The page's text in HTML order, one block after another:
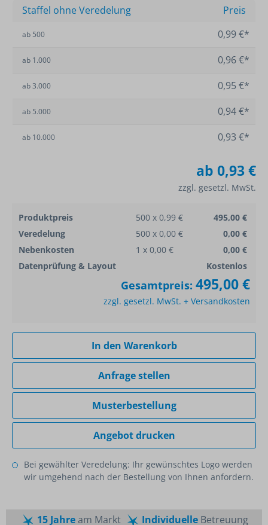
Staffel ohne Veredelung Preis
ab 500 0,99 €*
ab 1.000 0,96 €*
ab3.000 0,95 €*
ab 5.000 0,94 €*
ab 10.000 0,93 €*
ab 0,93 €
zzgl. gesetzl. MwSt.
Produktpreis 500 x 0,99 €
495,00 €
Veredelung
500 x 0,00 €
0,00 €
Nebenkosten
1 x 0,00 €
0,00 €
Datenprüfung & Layout
Kostenlos
Gesamtpreis: 495,00 €
zzgl. gesetzl. MwSt. + Versandkosten
In den Warenkorb
Anfrage stellen
Musterbestellung
Angebot drucken
Bei gewählter Veredelung: Ihr gewünschtes Logo werden
wir umgehend nach der Bestellung von Ihnen anfordern.
15 Jahream Markt IndividuelleBetreuung